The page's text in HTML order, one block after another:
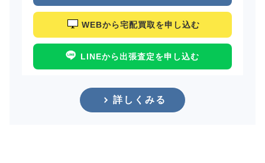
WEBから宅配買取を申し込む
LINEから出張査定を申し込む
詳しくみる